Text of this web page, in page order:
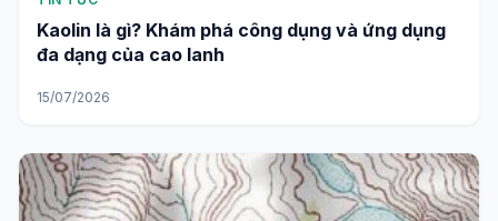
Kaolin là gì? Khám phá công dụng và ứng dụng
đa dạng của cao lanh
15/07/2026